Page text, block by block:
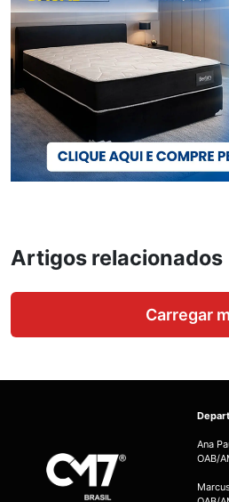
Artigos relacionados
Carregar
Ana
OAB/